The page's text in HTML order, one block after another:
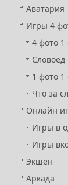
Аватария
Игры 4
4 фото 1
Словоед
1 фото 1
Что за
Онлайн
Игры в
Игры
Экшен
Аркада